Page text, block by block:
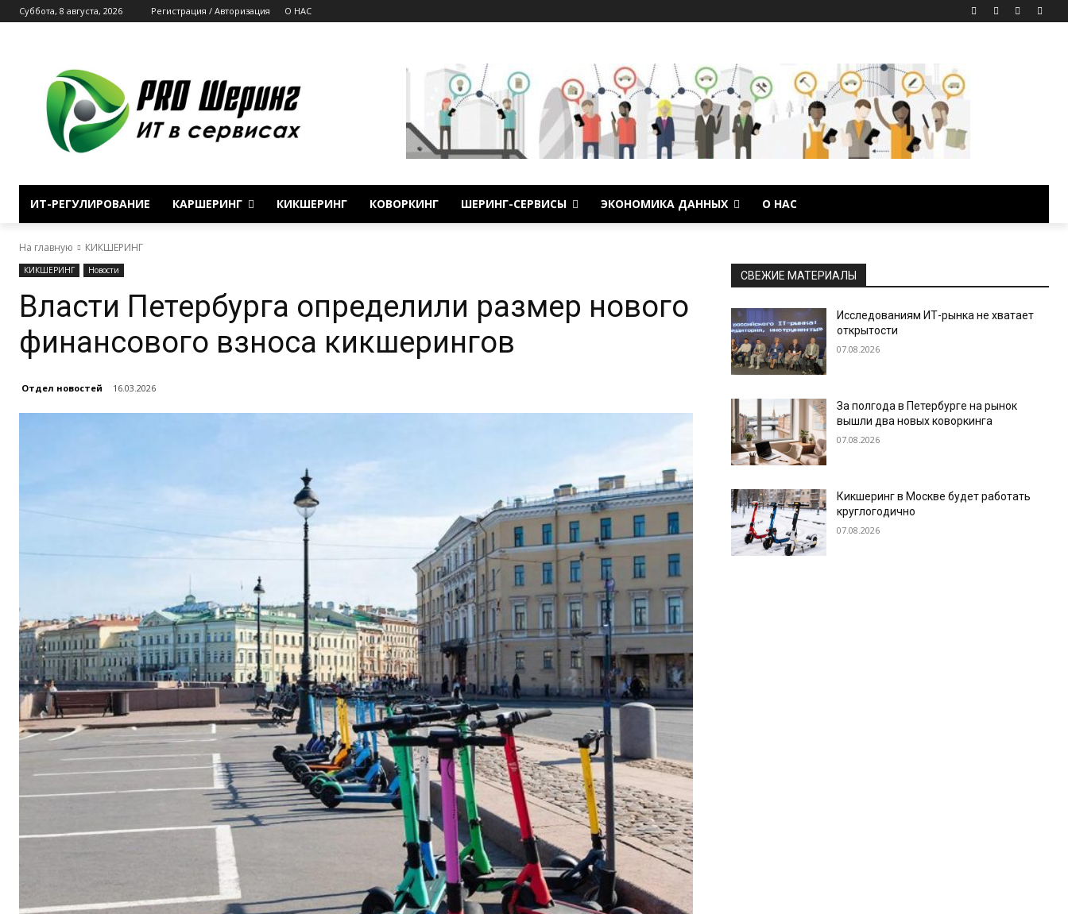
Суббота, 8 августа, 2026 Регистрация / Авторизация О НАС
ИТ-РЕГУЛИРОВАНИЕ КАРШЕРИНГ КИКШЕРИНГ КОВОРКИНГ ШЕРИНГ-СЕРВИСЫ ЭКОНОМИКА ДАННЫХ О НАС
На главную КИКШЕРИНГ
КИКШЕРИНГ Новости
Власти Петербурга определили размер нового
финансового взноса кикшерингов
Отдел новостей 16.03.2026
СВЕЖИЕ МАТЕРИАЛЫ
Исследованиям ИТ-рынка не хватает
открытости
07.08.2026
За полгода в Петербурге на рынок
вышли два новых коворкинга
07.08.2026
Кикшеринг в Москве будет работать
круглогодично
07.08.2026